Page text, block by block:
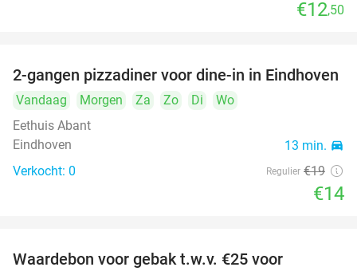
€12,50
26%
2-gangen pizzadiner voor dine-in in Eindhoven
Vandaag Morgen Za Zo Di
Wo
Eethuis Abant
Eindhoven
13 min. directions_car
Verkocht: 0 Regulier €19
€14
Waardebon voor gebak t.w.v. €25 voor